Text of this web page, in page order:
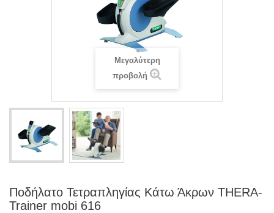
Μεγαλύτερη
προβολή
Ποδήλατο Τετραπληγίας Κάτω Άκρων THERA-
Trainer mobi 616